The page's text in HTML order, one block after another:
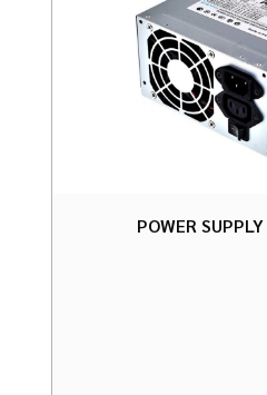
POWER